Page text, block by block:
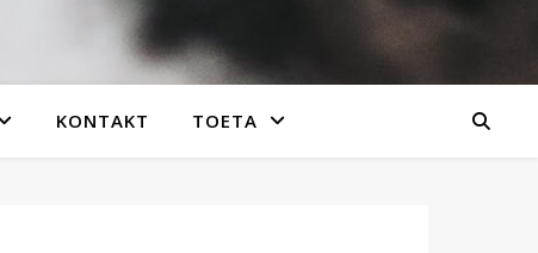
KONTAKT TOETA